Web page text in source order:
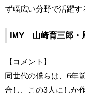
ず幅広い分野で活躍す
IMY 山崎育三郎・
【コメント】
同世代の僕らは、6年
合し、この3人にしか